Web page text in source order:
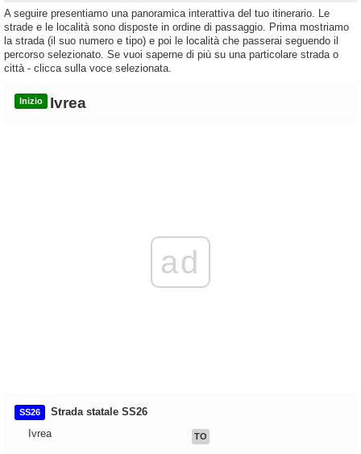
A seguire presentiamo una panoramica interattiva del tuo itinerario. Le
strade e le località sono disposte in ordine di passaggio. Prima mostriamo
la strada (il suo numero e tipo) e poi le località che passerai seguendo il
percorso selezionato. Se vuoi saperne di più su una particolare strada o
città - clicca sulla voce selezionata.
Inizio Ivrea
ad
SS26
Strada statale SS26
Ivrea
TO